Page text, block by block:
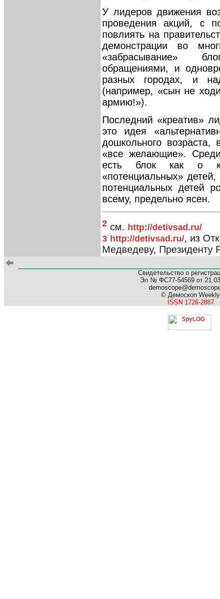
У лидеров движения
проведения акций, с
повлиять на
демонстрации во
«забрасывание»
обращениями, и
разных городах, и
(например, «сын не
армию!»).
Последний «креатив»
это идея
дошкольного возраста,
«все желающие».
есть блок как о
«потенциальных»
потенциальных детей
всему, предельно ясен.
2 см. http://detivsad.ru/
3 http://detivsad.ru/, из
Медведеву, Президенту
Свидетельство о
Эл № ФС77-54569 от
© Демоскоп Weekly
ISSN 1726-2887